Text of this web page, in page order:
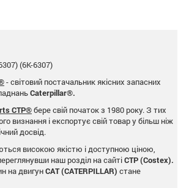
(6K-6307)
- світовий постачальник якісних запасних
Caterpillar®.
CTP®бере свій початок з 1980 року. З тих
визнання і експортує свій товар у більш ніж
досвід.
високою якістю і доступною ціною,
наш розділ на сайтіCTP (Costex).
на двигунCAT (CATERPILLAR) стане